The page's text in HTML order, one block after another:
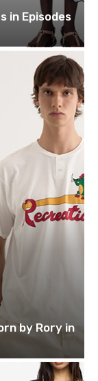
in Episodes
by Rory in